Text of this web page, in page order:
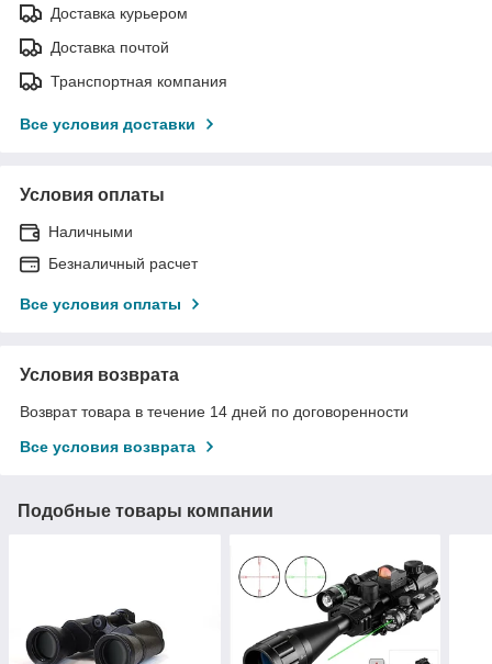
Доставка курьером
Доставка почтой
Транспортная компания
Все условия доставки
Условия оплаты
Наличными
Безналичный расчет
Все условия оплаты
Условия возврата
Возврат товара в течение 14 дней по договоренности
Все условия возврата
Подобные товары компании